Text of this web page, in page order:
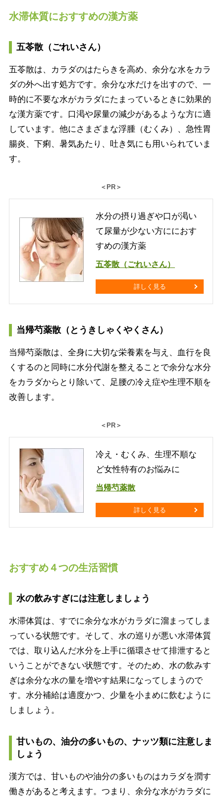
水滞体質におすすめの漢方薬
五苓散（ごれいさん）
五苓散は、カラダのはたらきを高め、余分な水をカラ
ダの外へ出す処方です。余分な水だけを出すので、一
時的に不要な水がカラダにたまっているときに効果的
な漢方薬です。口渇や尿量の減少があるような方に適
しています。他にさまざまな浮腫（むくみ）、急性胃
腸炎、下痢、暑気あたり、吐き気にも用いられていま
す。
＜PR＞
水分の摂り過ぎや口が渇い
て尿量が少ない方ににおす
すめの漢方薬
五苓散（ごれいさん）
詳しく見る
当帰芍薬散（とうきしゃくやくさん）
当帰芍薬散は、全身に大切な栄養素を与え、血行を良
くするのと同時に水分代謝を整えることで余分な水分
をカラダからとり除いて、足腰の冷え症や生理不順を
改善します。
＜PR＞
冷え・むくみ、生理不順な
ど女性特有のお悩みに
当帰芍薬散
詳しく見る
おすすめ４つの生活習慣
水の飲みすぎには注意しましょう
水滞体質は、すでに余分な水がカラダに溜まってしま
っている状態です。そして、水の巡りが悪い水滞体質
では、取り込んだ水分を上手に循環させて排泄すると
いうことができない状態です。そのため、水の飲みす
ぎは余分な水の量を増やす結果になってしまうので
す。水分補給は適度かつ、少量を小まめに飲むように
しましょう。
甘いもの、油分の多いもの、ナッツ類に注意しま
しょう
漢方では、甘いものや油分の多いものはカラダを潤す
働きがあると考えます。つまり、余分な水がカラダに